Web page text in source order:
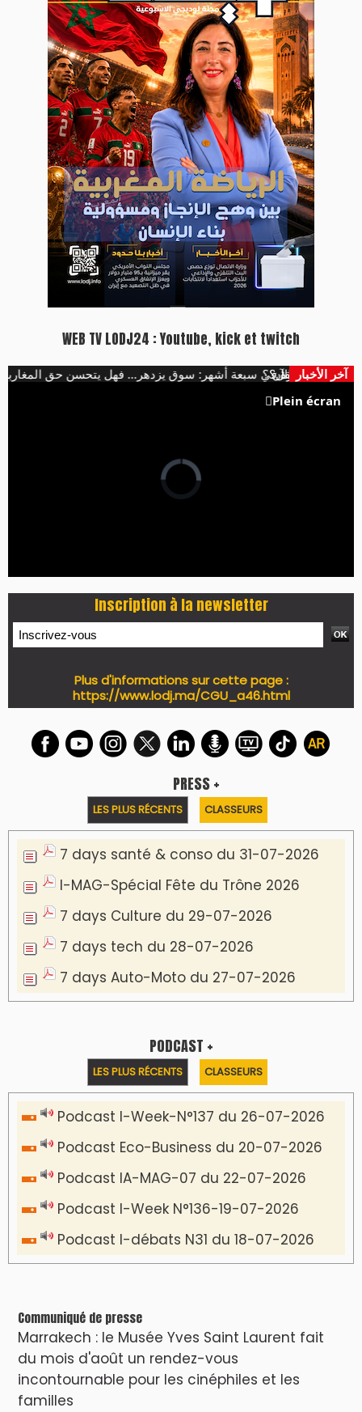
WEB TV LODJ24 : Youtube, kick et twitch
آخر الأخبار152 ألف سيارة في سبعة أشهر: سوق يزدهر… فهل يتحسن حق المغاربة في التنقل؟اتفاق مكة الآن ؟
Plein écran
Inscription à la newsletter
Plus d'informations sur cette page :
https://www.lodj.ma/CGU_a46.html
PRESS +
LES PLUS RÉCENTS CLASSEURS
7 days santé & conso du 31-07-2026
I-MAG-Spécial Fête du Trône 2026
7 days Culture du 29-07-2026
7 days tech du 28-07-2026
7 days Auto-Moto du 27-07-2026
PODCAST +
LES PLUS RÉCENTS CLASSEURS
Podcast I-Week-N°137 du 26-07-2026
Podcast Eco-Business du 20-07-2026
Podcast IA-MAG-07 du 22-07-2026
Podcast I-Week N°136-19-07-2026
Podcast I-débats N31 du 18-07-2026
Communiqué de presse
Marrakech : le Musée Yves Saint Laurent fait
du mois d'août un rendez-vous
incontournable pour les cinéphiles et les
familles